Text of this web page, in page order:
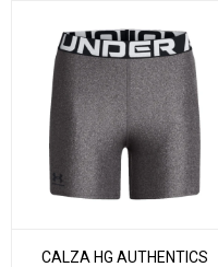
CALZA HG AUTHENTICS